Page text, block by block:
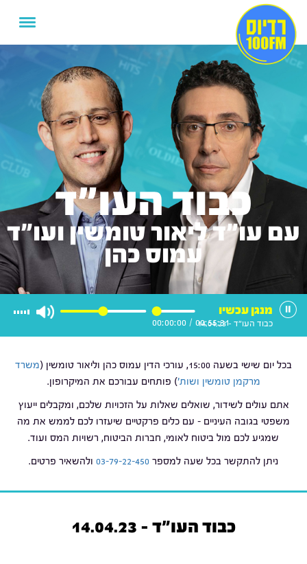
כבוד העו"ד
עם עו"ד ליאור טומשין ועו"ד
עמוס כהן
00:55:31
/
00:00:00
מנגן עכשיו
כבוד העו"ד - 14.04.23
בכל יום שישי בשעה 15:00, עורכי הדין עמוס כהן וליאור טומשין (
משרד
מרקמן טומשין ושות') פותחים עבורכם את המיקרופון.
אתם עולים לשידור, שואלים שאלות על הזכויות שלכם, ומקבלים ייעוץ
משפטי בגובה העיניים – עם כלים פרקטיים שיעזרו לכם לממש את מה
שמגיע לכם מול ביטוח לאומי, חברות הביטוח, רשויות המס ועוד.
ניתן להתקשר בכל שעה למספר 03-79-22-450 ולהשאיר פרטים.
כבוד העו"ד - 14.04.23